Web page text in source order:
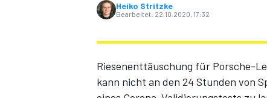
MOTOGP
Heiko Stritzke
Bearbeitet: 22.10.2020, 17:32
Riesenenttäuschung für Porsche-
kann nicht an den 24 Stunden von